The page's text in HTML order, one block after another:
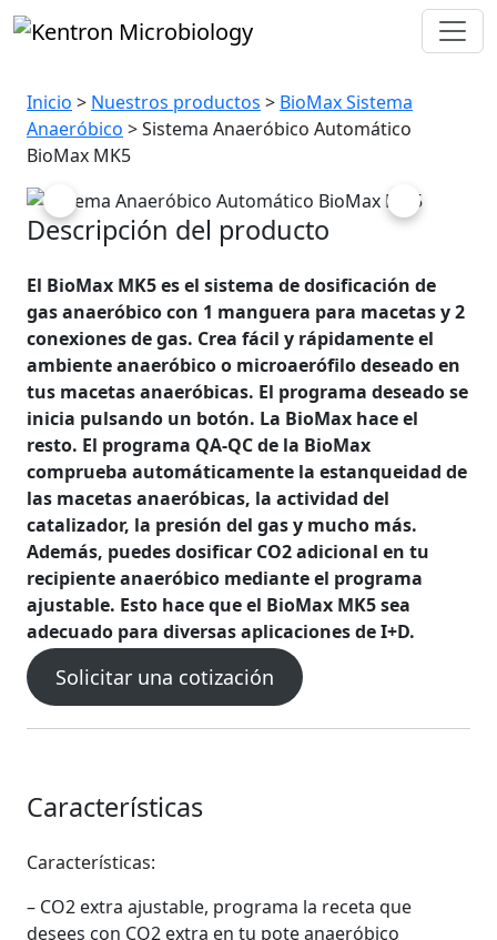
Automático BioMax MK5
Inicio > Nuestros productos > BioMax Sistema
Anaeróbico > Sistema Anaeróbico Automático
BioMax MK5
Previous Next
Descripción del producto
El BioMax MK5 es el sistema de dosificación de
gas anaeróbico con 1 manguera para macetas y 2
conexiones de gas. Crea fácil y rápidamente el
ambiente anaeróbico o microaerófilo deseado en
tus macetas anaeróbicas. El programa deseado se
inicia pulsando un botón. La BioMax hace el
resto. El programa QA-QC de la BioMax
comprueba automáticamente la estanqueidad de
las macetas anaeróbicas, la actividad del
catalizador, la presión del gas y mucho más.
Además, puedes dosificar CO2 adicional en tu
recipiente anaeróbico mediante el programa
ajustable. Esto hace que el BioMax MK5 sea
adecuado para diversas aplicaciones de I+D.
Solicitar una cotización
Características
Características:
– CO2 extra ajustable, programa la receta que
desees con CO2 extra en tu pote anaeróbico